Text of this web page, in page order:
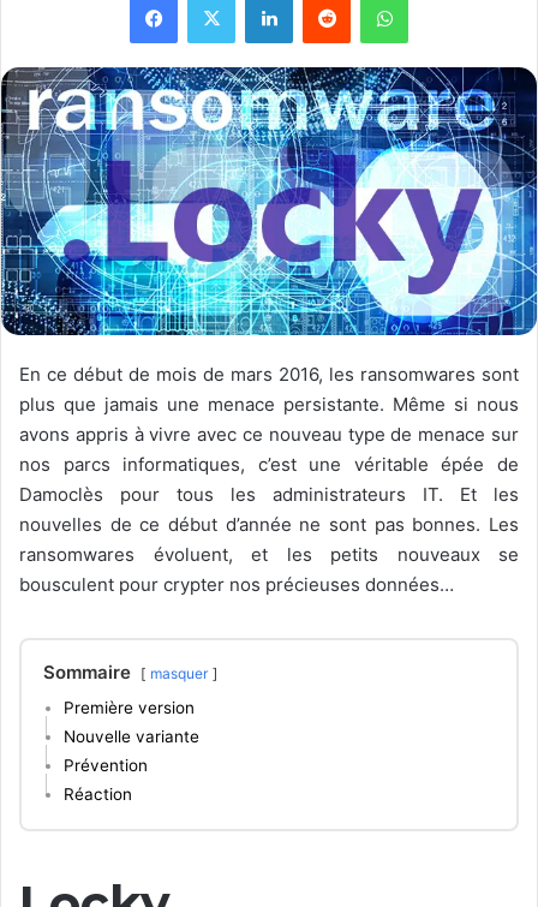
En ce début de mois de mars 2016, les ransomwares sont
plus que jamais une menace persistante. Même si nous
avons appris à vivre avec ce nouveau type de menace sur
nos parcs informatiques, c’est une véritable épée de
Damoclès pour tous les administrateurs IT. Et les
nouvelles de ce début d’année ne sont pas bonnes. Les
ransomwares évoluent, et les petits nouveaux se
bousculent pour crypter nos précieuses données…
Sommaire masquer
Première version
Nouvelle variante
Prévention
Réaction